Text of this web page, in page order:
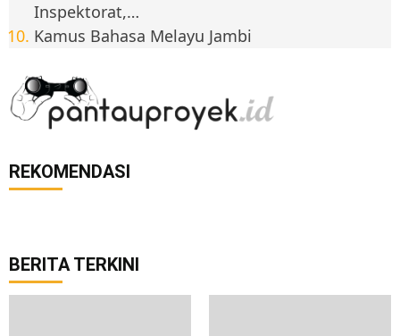
Inspektorat,…
Kamus Bahasa Melayu Jambi
REKOMENDASI
BERITA TERKINI